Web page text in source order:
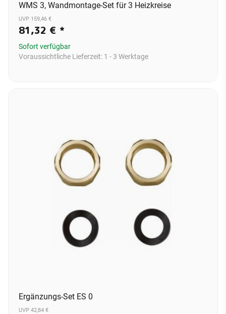
WMS 3, Wandmontage-Set für 3 Heizkreise
UVP 159,46 €
81,32 € *
Sofort verfügbar
Voraussichtliche Lieferzeit: 1 - 3 Werktage
Ergänzungs-Set ES 0
UVP 42,84 €